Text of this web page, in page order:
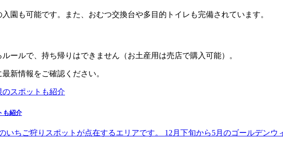
園も可能です。また、おむつ交換台や多目的トイレも完備されています。
ールで、持ち帰りはできません（お土産用は売店で購入可能）。
新情報をご確認ください。
も紹介
ちご狩りスポットが点在するエリアです。 12月下旬から5月のゴールデンウ